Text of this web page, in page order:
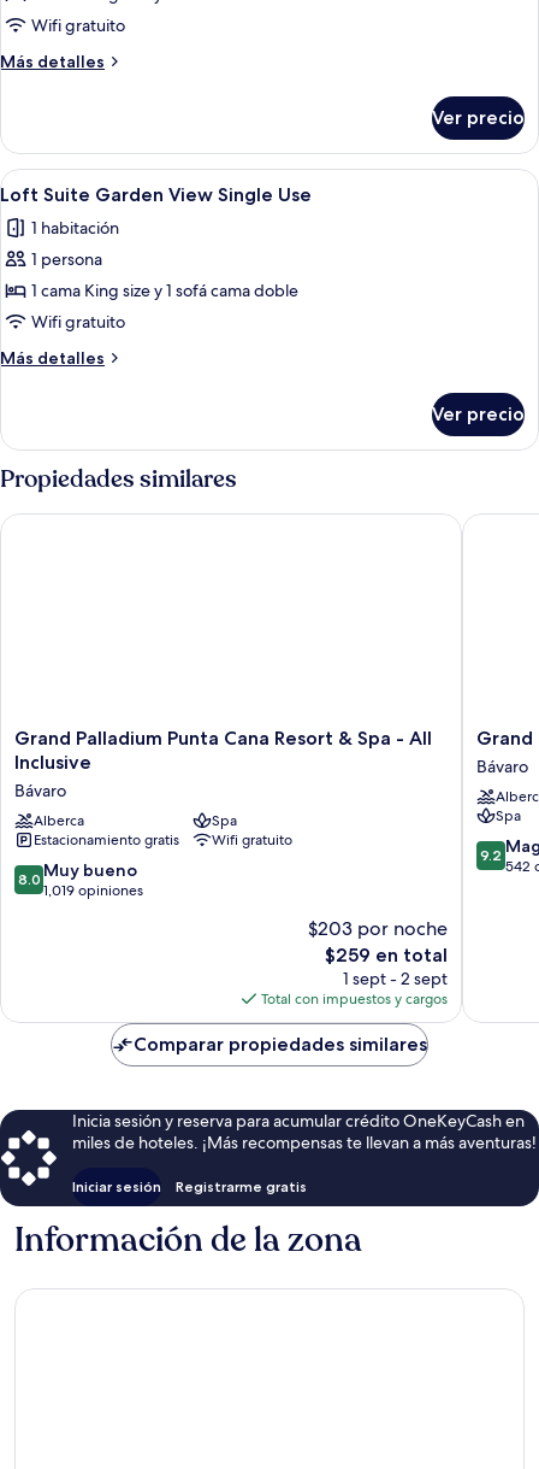
Loft
Suite
Beachside
OV
Single
Use
Wifi gratuito
Más detalles
Más
Suite
Beachside
Panoramic
Single
Use
Ver precio
Abrir
todas
las
fotos
de
Loft
Suite
Garden
Single
Use
Un dormitorio moderno con una
5
Loft Suite Garden View Single Use
1 habitación
1 persona
1 cama King size y 1 sofá cama doble
Wifi gratuito
Más detalles
Más
Suite
View
Use
Ver precio
Propiedades similares
Grand
Palladium
Cana
Resort
&
Spa
-
Grand Palladium Punta Cana Resort & Spa - All
Inclusive
Bávaro
Alberca
Spa
Estacionamiento gratis
Wifi gratuito
8.0
de
8.0 Muy bueno
1,019 opiniones
$203 por noche
El
precio
actual
es
de
$259
$259 en total
1 sept - 2 sept
Total con impuestos y cargos
Grand Palladium Punta Cana Resort & Spa - All Inclusive
Grand
Select
Bávaro
-
All
Inclusive
Grand
Bávaro
Spa
9.2
de
9.2
542
Grand
Comparar propiedades similares
Inicia sesión y reserva para acumular crédito OneKeyCash en
miles de hoteles. ¡Más recompensas te llevan a más aventuras!
Iniciar sesión Registrarme gratis
Información de la zona